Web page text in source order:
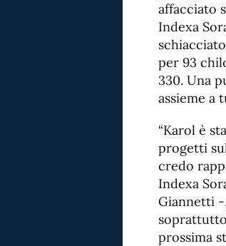
affacciato
Indexa
per 93
330. Una
assieme a
“Karol è
progetti
credo
Indexa
Giannetti -
prossima